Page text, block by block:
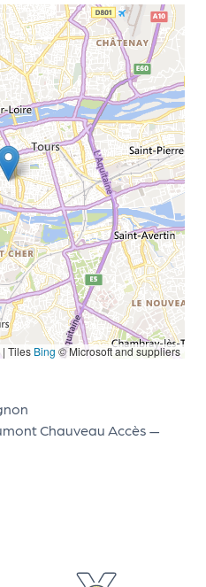
| Tiles Bing © Microsoft and suppliers
Chauveau Accès —